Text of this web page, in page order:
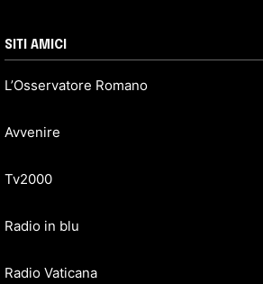
SITI AMICI
L’Osservatore Romano
Avvenire
Tv2000
Radio in blu
Radio Vaticana